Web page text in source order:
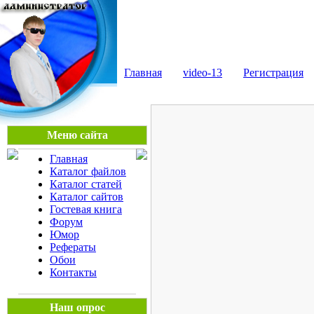
Главная video-13 Регистрация
Меню сайта
Главная
Каталог файлов
Каталог статей
Каталог сайтов
Гостевая книга
Форум
Юмор
Рефераты
Обои
Контакты
Наш опрос